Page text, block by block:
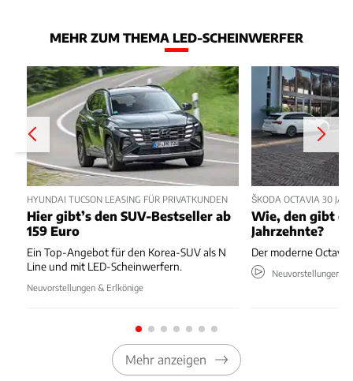
MEHR ZUM THEMA LED-SCHEINWERFER
HYUNDAI TUCSON LEASING FÜR PRIVATKUNDEN
Hier gibt’s den SUV-Bestseller ab
159 Euro
Ein Top-Angebot für den Korea-SUV als N
Line und mit LED-Scheinwerfern.
Neuvorstellungen & Erlkönige
ŠKODA OCTAVIA 30
Wie, den gibt
Jahrzehnte?
Der moderne
Neuvorstellungen &
Mehr anzeigen